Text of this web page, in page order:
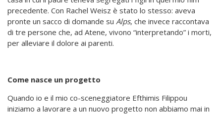
precedente. Con Rachel Weisz è stato lo stesso: aveva
pronte un sacco di domande su Alps, che invece raccontava
di tre persone che, ad Atene, vivono “interpretando” i morti,
per alleviare il dolore ai parenti.
Come nasce un progetto
Quando io e il mio co-sceneggiatore Efthimis Filippou
iniziamo a lavorare a un nuovo progetto non abbiamo mai in